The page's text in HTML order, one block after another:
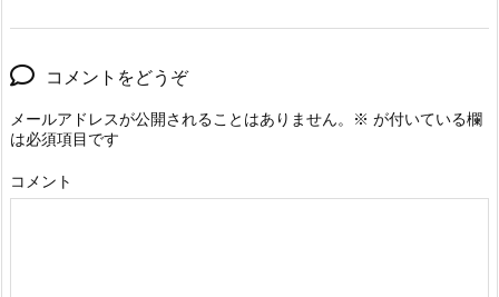
コメントをどうぞ
メールアドレスが公開されることはありません。 ※ が付いている欄
は必須項目です
コメント